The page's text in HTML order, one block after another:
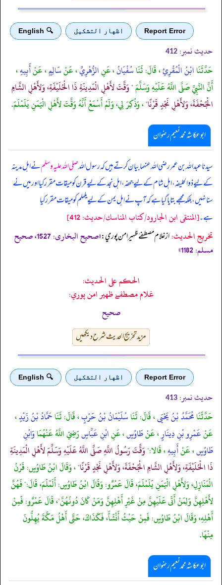
Report Error اظهار التشكيل 🔍 English
حدیث نمبر: 412
حَدَّثَنَاابْنُ الْمُقْرِئِ، قَالَ: ثَنَاسُفْيَانُ، عَنِالزُّهْرِيِّ، عَنْسَالِمٍ، عَنْأَبِيهِ،
أَنَّ النَّبِيَّ صَلَّى اللَّهُ عَلَيْهِ وَسَلَّمَ" وَقَّتَ لأَهْلِ الْمَدِينَةِ ذَا الْحُلَيْفَةِ، وَلأَهْلِ الشَّامِ
الْجُحْفَةَ، وَلأَهْلِ نَجْدٍ قَرْنًا"، وَذُكِرَ لِي، وَلَمْ أَسْمَعْ أَنَّهُ وَقَّتَ لأَهْلِ الْيَمَنِ يَلَمْلَمَ.
ابوعکاشہ محمد نعیم رضوان
سیدنا عبد اللہ بن عمر رضی اللہ عنہما بیان کرتے ہیں کہ رسول اللہصلی اللہ علیہ وسلمنے اہل مدینہ
کے لیے ذوالحلیفہ، اہل شام کے لیے جحفہ، اہل نجد کے لیے قرن کو میقات مقرر کیا اور میں نے
سنا نہیں، بلکہ مجھے بتایا گیا ہے کہ آپ نے اہل یمن کے لیے یلملم کو میقات مقرر کیا
ہے۔[المنتقى ابن الجارود/كتاب المناسك/حدیث: 412]
تخریج الحدیث:از غلام مصطفےٰ ظهير امن پوري:
«صحیح البخاری: 1527، صحیح
مسلم: 1182»
الحكم على الحديث:
غلام مصطفےٰ ظهير امن پوري:
صحیح
مزید تخریج الحدیث شرح دیکھیں
Report Error اظهار التشكيل 🔍 English
حدیث نمبر: 413
حَدَّثَنَامُحَمَّدُ بْنُ يَحْيَى، قَالَ: ثَنَاسُلَيْمَانُ بْنُ حَرْبٍ، قَالَ: ثَنَاحَمَّادُ بْنُ زَيْدٍ،
عَنْعَمْرِو بْنِ دِينَارٍ، عَنْطَاوُسٍ، عَنِابْنِ عَبَّاسٍرَضِيَ اللَّهُ عَنْهُمَاوَابْنِ
طَاوُسٍ، عَنْأَبِيهِ، قَالا:"وَقَّتَ رَسُولُ اللَّهِ صَلَّى اللَّهُ عَلَيْهِ وَسَلَّمَ لأَهْلِ الْمَدِينَةِ
ذَا الْحُلَيْفَةِ، وَلأَهْلِ الشَّامِ الْجُحْفَةَ، وَلأَهْلِ نَجْدٍ قَرْنًا"، وَقَالَ ابْنُ طَاوُسٍ: قَرْنُ
الْمَنَازِلِ، وَلأَهْلِ الْيَمَنِ يَلَمْلَمَ، قَالَ عَمْرٌو: وَقَالَ ابْنُ طَاوُسٍ: أَلَمْلَمَ، قَالَ:" فَهُنَّ
لأَهْلِهِنَّ وَلِمَنْ أَتَى عَلَيْهِنَّ مِنْ غَيْرِ أَهْلِهِنَّ وَمَنْ كَانَ دُونَهُنَّ"، قَالَ عَمْرٌو: فَمِنْ
أَهْلِهِ، وَقَالَ ابْنُ طَاوُسٍ: فَمِنْ حَيْثُ أَنْشَأَ، فَكَذَاكَ، حَتَّى أَهْلُ مَكَّةَ يُهِلُّونَ
مِنْهَا.
ابوعکاشہ محمد نعیم رضوان